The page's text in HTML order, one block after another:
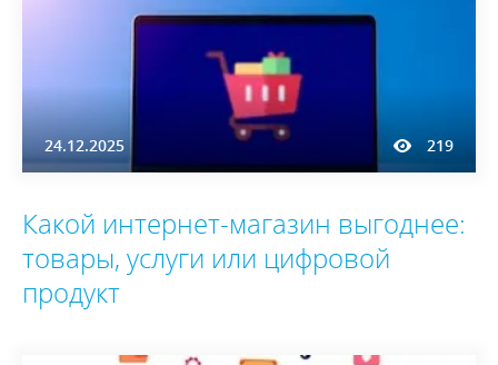
24.12.2025 219
Какой интернет-магазин выгоднее:
товары, услуги или цифровой
продукт